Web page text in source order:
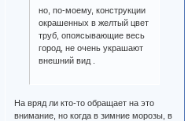
но, по-моему, конструкции
окрашенных в желтый цвет
труб, опоясывающие весь
город, не очень украшают
внешний вид .
На вряд ли кто-то обращает на это
внимание, но когда в зимние морозы, в